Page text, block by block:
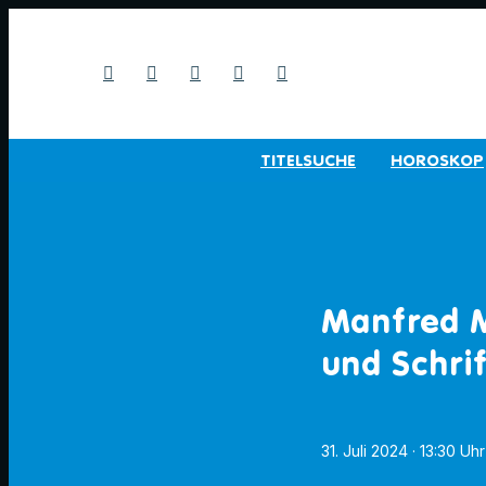
TITELSUCHE HOROSKOP
Manfred
und
31. Juli 2024 · 13:30 Uhr